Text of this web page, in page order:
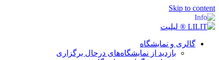
Skip to content
گالری و نمایشگاه
بازدید از نمایشگاه‌های درحال برگزاری